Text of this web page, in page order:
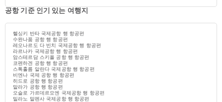
공항 기준 인기 있는 여행지
헬싱키 반타 국제공항 행 항공편
수완나품 공항 행 항공편
레오나르도 다 빈치 국제공항 행 항공편
라르나카 국제공항 행 항공편
암스테르담 스키폴 공항 행 항공편
코펜하겐 공항 행 항공편
스톡홀름 알란다 국제공항 행 항공편
비엔나 국제 공항 행 항공편
히드로 공항 행 항공편
말라가 공항 행 항공편
오슬로 가르데르모엔 국제공항 행 항공편
밀라노 말펜사 국제공항 행 항공편